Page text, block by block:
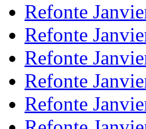
Refonte
Refonte
Refonte
Refonte
Refonte